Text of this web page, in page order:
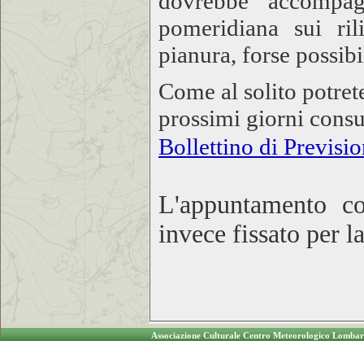
pomeridiana sui
pianura, forse
Come al solito
prossimi giorni
Bollettino di
L'appuntamento
invece fissato per
Associazione Culturale Centro Meteorologico